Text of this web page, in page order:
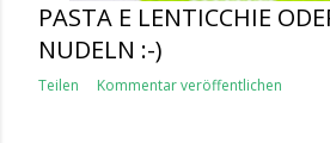
PASTA E LENTICCHIE
NUDELN :-)
Teilen Kommentar veröffentlichen